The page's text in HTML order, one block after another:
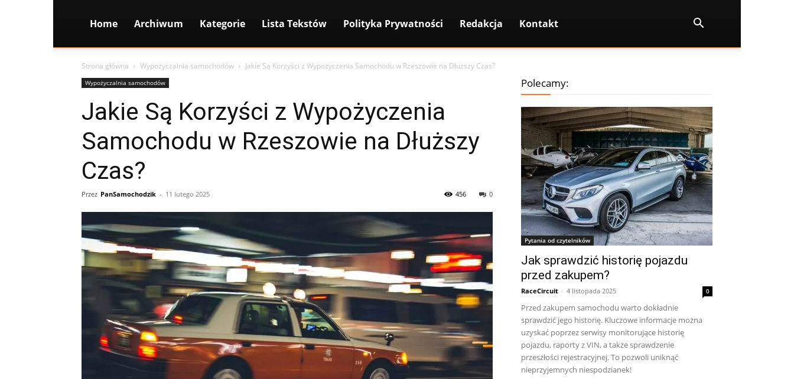
Home Archiwum Kategorie Lista Tekstów Polityka Prywatności Redakcja Kontakt
Strona główna Wypożyczalnia samochodów Jakie Są Korzyści z Wypożyczenia Samochodu w Rzeszowie na Dłuższy Czas?
Wypożyczalnia samochodów
Jakie Są Korzyści z Wypożyczenia
Samochodu w Rzeszowie na Dłuższy
Czas?
Przez PanSamochodzik - 11 lutego 2025 0
456
Polecamy:
Pytania od czytelników
Jak sprawdzić historię pojazdu
przed zakupem?
RaceCircuit - 4 listopada 2025 0
Przed zakupem samochodu warto dokładnie
sprawdzić jego historię. Kluczowe informacje można
uzyskać poprzez serwisy monitorujące historię
pojazdu, raporty z VIN, a także sprawdzenie
przeszłości rejestracyjnej. To pozwoli uniknąć
nieprzyjemnych niespodzianek!